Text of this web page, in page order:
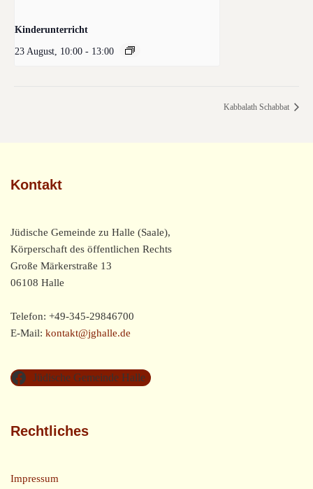
Kinderunterricht
23 August, 10:00 - 13:00
Kabbalath Schabbat
Kontakt
Jüdische Gemeinde zu Halle (Saale),
Körperschaft des öffentlichen Rechts
Große Märkerstraße 13
06108 Halle
Telefon: +49-345-29846700
E-Mail: kontakt@jghalle.de
Jüdische Gemeinde Halle
Rechtliches
Impressum